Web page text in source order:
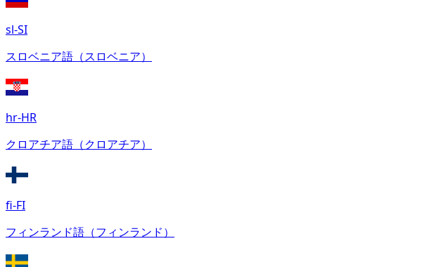
sl-SI
スロベニア語（スロベニア）
hr-HR
クロアチア語（クロアチア）
fi-FI
フィンランド語（フィンランド）